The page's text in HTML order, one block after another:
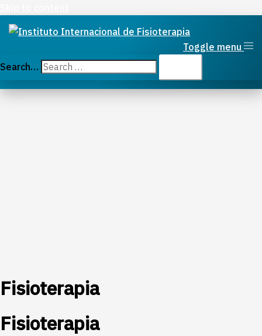
Toggle menu
Search…
Fisioterapia
Fisioterapia